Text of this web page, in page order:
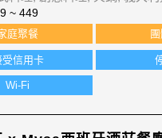
~ 449
庭聚餐
受信用卡
Wi-Fi